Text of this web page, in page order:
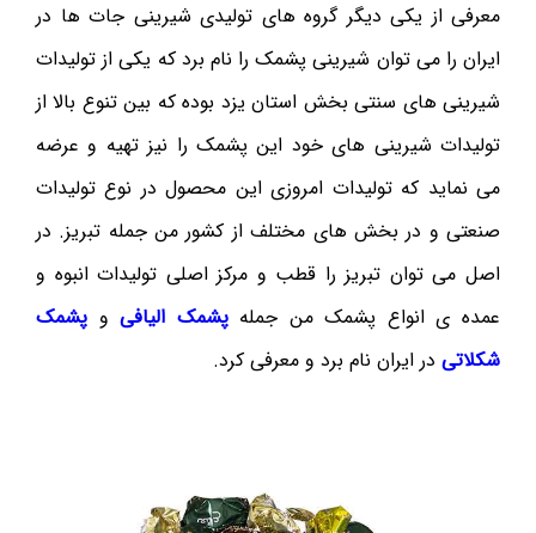
معرفی از یکی دیگر گروه های تولیدی شیرینی جات ها در
ایران را می توان شیرینی پشمک را نام برد که یکی از تولیدات
شیرینی های سنتی بخش استان یزد بوده که بین تنوع بالا از
تولیدات شیرینی های خود این پشمک را نیز تهیه و عرضه
می نماید که تولیدات امروزی این محصول در نوع تولیدات
صنعتی و در بخش های مختلف از کشور من جمله تبریز. در
اصل می توان تبریز را قطب و مرکز اصلی تولیدات انبوه و
عمده ی انواع پشمک من جملهپشمک الیافیو پشمک
شکلاتی در ایران نام برد و معرفی کرد.